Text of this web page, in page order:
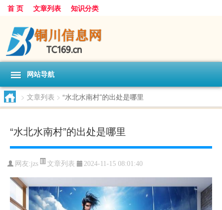
首 页 文章列表 知识分类
网站导航
> 文章列表 > “水北水南村”的出处是哪里
“水北水南村”的出处是哪里
网友:jzs 文章列表 2024-11-15 08:01:40